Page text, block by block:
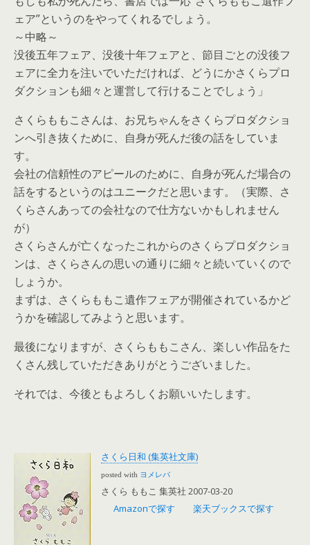
ェア”というのをやってくれるでしょう。
～中略～
没後五年フェア、没後十年フェアと、節目ごとの没後フ
ェアに全力を注いでいただければ、どうにかさくらプロ
ダクションも細々と運営して行けることでしょう」
さくらももこさんは、お兄ちゃんをさくらプロダクショ
ンへ引き抜くために、自身が死んだ後の話をしていま
す。
会社の信頼性のアピールのために、自身が死んだ場合の
話をするというのはユニークだと思います。（実際、さ
くらさんあっての会社なので仕方ないかもしれません
が）
さくらさんが亡くなったこれからのさくらプロダクショ
ンは、さくらさんの思いの通りに細々と続いていくので
しょうか。
まずは、さくらももこ遺作フェアが開催されているかど
うかを確認してみようと思います。
最後になりますが、さくらももこさん、楽しい作品をた
くさん残していただきありがとうございました。
それでは、今後ともよろしくお願いいたします。
さくら日和 (集英社文庫)
posted with ヨメレバ
さくら ももこ 集英社 2007-03-20
Amazonで探す
楽天ブックスで探す